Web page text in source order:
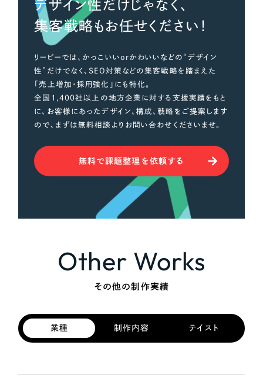
デザイン性だけじゃなく、
集客戦略もお任せください！
リーピーでは、かっこいいorかわいいなどの“デザイン
性”だけでなく、SEO対策などの集客戦略を踏まえた
「売上増加・採用強化」にも特化。
全国1,400社以上の地方企業に対する支援実績をもと
に、お客様にあったデザイン、構成、戦略をご提案します
ので、まずは無料相談よりお問い合わせくださいませ。
無料で課題整理を依頼する
Other Works
その他の制作実績
業種 制作内容 テイスト